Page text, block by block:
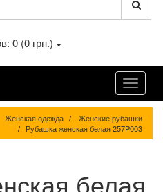
0 (0 грн.)
Женская одежда
Женские рубашки
Рубашка женская белая 257P003
белая